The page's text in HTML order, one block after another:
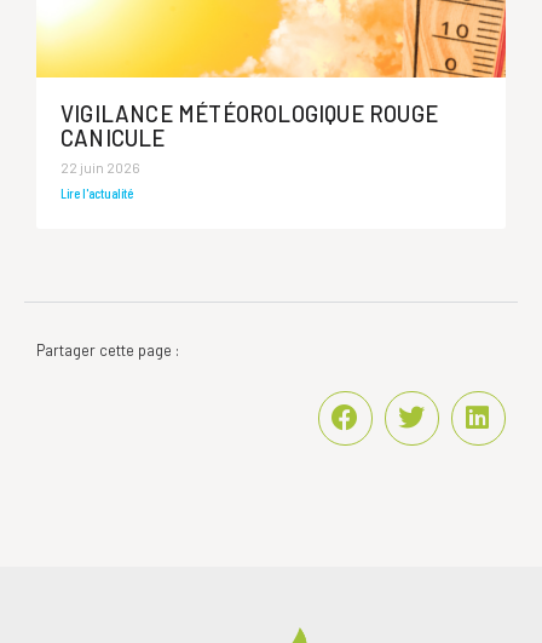
VIGILANCE MÉTÉOROLOGIQUE ROUGE
CANICULE
22 juin 2026
Lire l'actualité
Partager cette page :